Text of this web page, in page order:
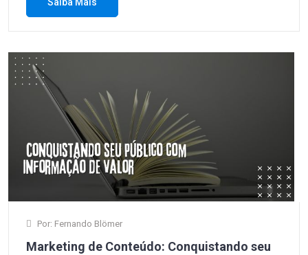
Por: Fernando Blömer
Marketing de Conteúdo: Conquistando seu